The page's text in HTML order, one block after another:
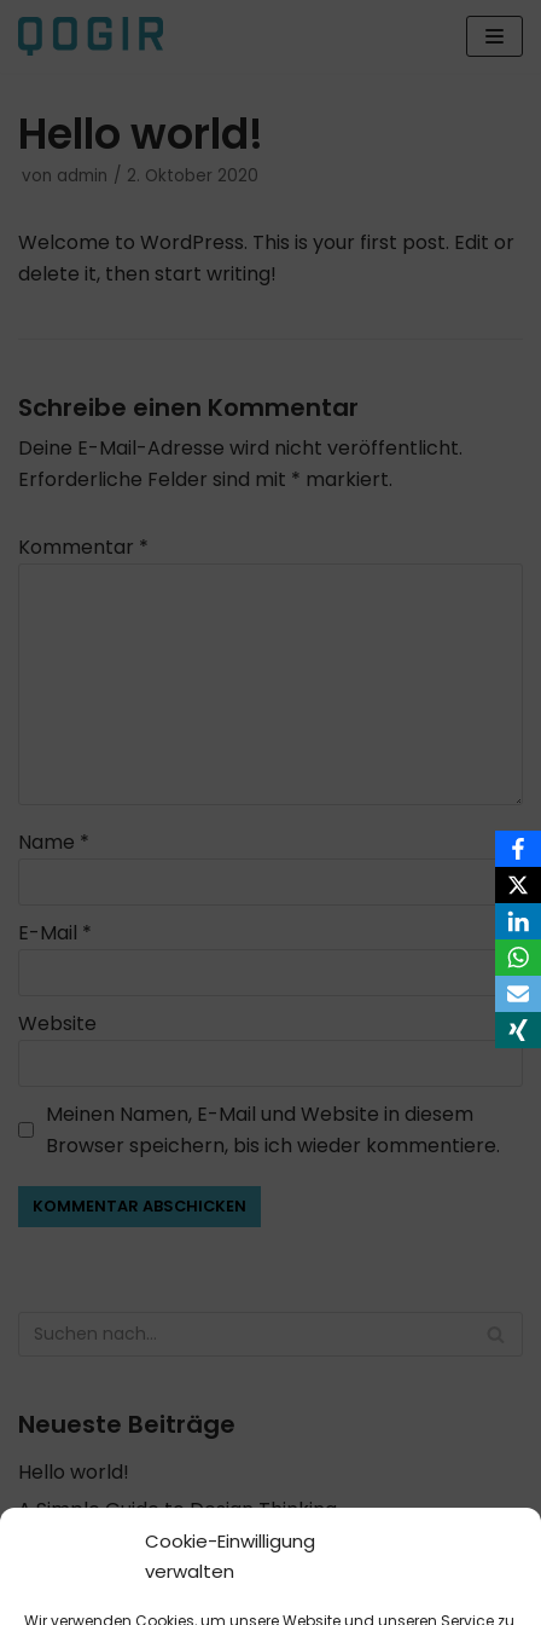
Cookie-Einwilligung
verwalten
Wir verwenden Cookies, um unsere Website und unseren Service zu
Zum
Inhalt
Hello world!
von admin 2. Oktober 2020
Welcome to WordPress. This is your first post. Edit or
delete it, then start writing!
Schreibe einen Kommentar
Deine E-Mail-Adresse wird nicht veröffentlicht.
Erforderliche Felder sind mit * markiert.
Kommentar *
Name *
E-Mail *
Website
Meinen Namen, E-Mail und Website in diesem
Browser speichern, bis ich wieder kommentiere.
Neueste Beiträge
Hello world!
A Simple Guide to Design Thinking
Web Design Trends for 2020
5 UX Principles for Creating a Great Website